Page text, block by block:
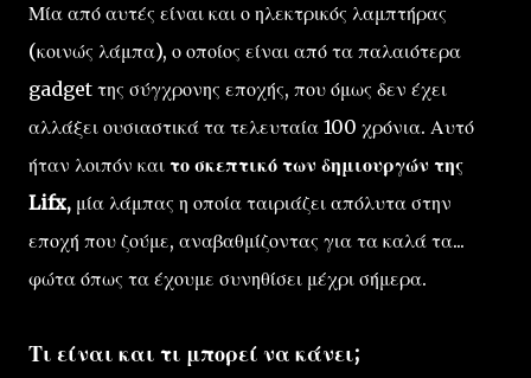
Μία από αυτές είναι και ο ηλεκτρικός λαμπτήρας
(κοινώς λάμπα), ο οποίος είναι από τα παλαιότερα
gadget της σύγχρονης εποχής, που όμως δεν έχει
αλλάξει ουσιαστικά τα τελευταία 100 χρόνια. Αυτό
ήταν λοιπόν και το σκεπτικό των δημιουργών της
Lifx, μία λάμπας η οποία ταιριάζει απόλυτα στην
εποχή που ζούμε, αναβαθμίζοντας για τα καλά τα...
φώτα όπως τα έχουμε συνηθίσει μέχρι σήμερα.
Τι είναι και τι μπορεί να κάνει;